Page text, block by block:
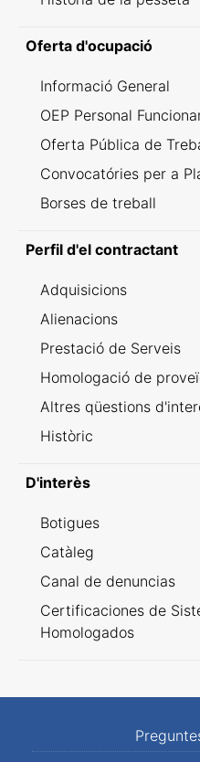
Oferta d'ocupació
Informació General
OEP Personal
Oferta Pública de
Convocatóries per a
Borses de treball
Perfil d'el contractant
Adquisicions
Alienacions
Prestació de Serveis
Homologació de
Altres qüestions
Històric
D'interès
Botigues
Catàleg
Canal de denuncias
Certificaciones de
Homologados